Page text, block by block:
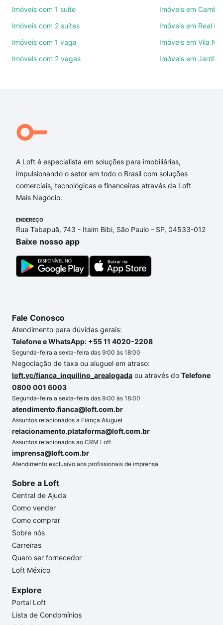
Use barra de busca no topo para pesquisar por
ruas, bairros e até condomínios favoritos. Você
também pode usar os filtros como quantidade de
combinar perfeitamente com o preço, metragem e
Qual o preço de Imóveis com 1 vaga à venda em
Jardim Santa Genebra II (Barão Geraldo), Campinas,
Aqui na Loft temos a oferta ideal para você, com
Imóveis com 1 vaga à venda em Jardim Santa
Genebra II (Barão Geraldo), Campinas, SP que
financiamento imobiliário as parcelas podem se
adequar ao seu orçamento. Se ainda tem alguma
dúvida dos custos envolvidos no processo de
compra, veja em nosso portal quanto custa comprar
um apartamento e conte com a gente para comprar
Imóveis com 1 suíte
Imóveis com 2 suítes
Imóveis com 1 vaga
Imóveis com 2 vagas
Imóveis em Cambuí
Imóveis em Real
Imóveis em Vila
Imóveis em Jardim
A Loft é especialista em soluções para imobiliárias,
impulsionando o setor em todo o Brasil com soluções
comerciais, tecnológicas e financeiras através da Loft
Mais Negócio.
ENDEREÇO
Rua Tabapuã, 743 - Itaim Bibi, São Paulo - SP, 04533-012
Baixe nosso app
Fale Conosco
Atendimento para dúvidas gerais:
Telefone e WhatsApp: +55 11 4020-2208
Segunda-feira a sexta-feira das 9:00 às 18:00
Negociação de taxa ou aluguel em atraso:
loft.vc/fianca_inquilino_arealogada ou através do Telefone
0800 001 6003
Segunda-feira a sexta-feira das 9:00 às 18:00
atendimento.fianca@loft.com.br
Assuntos relacionados a Fiança Aluguel
relacionamento.plataforma@loft.com.br
Assuntos relacionados ao CRM Loft
imprensa@loft.com.br
Atendimento exclusivo aos profissionais de imprensa
Sobre a Loft
Central de Ajuda
Como vender
Como comprar
Sobre nós
Carreiras
Quero ser fornecedor
Loft México
Explore
Portal Loft
Lista de Condomínios